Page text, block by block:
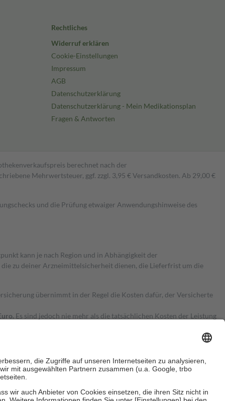
Rechtliches
Widerruf erklären
Cookie-Einstellungen
Impressum
AGB
Datenschutzerklärung
Datenschutzerklärung - Mein Medikationsplan
Fragen & Antworten
berechnet nach der
Mehrwertsteuer, ggf. zzgl. 3,95 € Versandkosten. Ab 29,00 €
und die Prüfung etwaiger Anwendungshinweise des
kann je nach Region und in Abhängigkeit der
zu deiner Arzneimittelsicherheit dienen, die Lieferfrist um die
übernimmt in der Regel die Kosten dafür, der Versicherte
Es sind jedoch nie mehr als die tatsächlichen Kosten der Leistung
Zuzahlungen an bei: